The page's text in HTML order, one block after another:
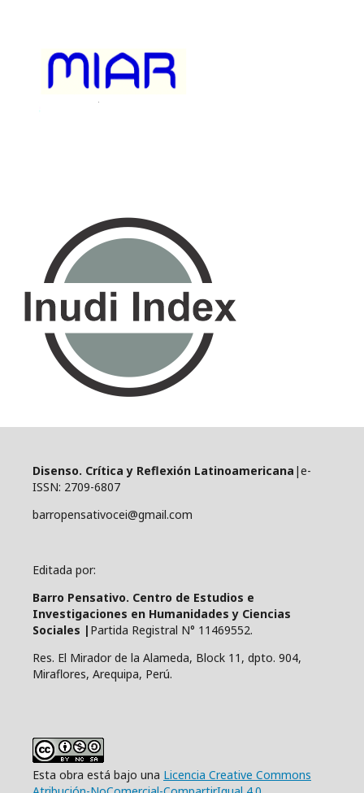
Disenso. Crítica y Reflexión Latinoamericana |e-
ISSN: 2709-6807
barropensativocei@gmail.com
Editada por:
Barro Pensativo. Centro de Estudios e
Investigaciones en Humanidades y Ciencias
Sociales | Partida Registral N° 11469552.
Res. El Mirador de la Alameda, Block 11, dpto. 904,
Miraflores, Arequipa, Perú.
Esta obra está bajo una Licencia Creative Commons